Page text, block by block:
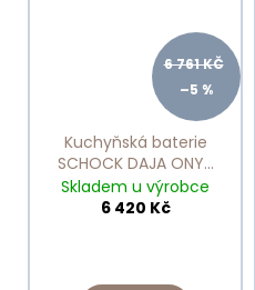
6 761 KČ
–5 %
Kuchyňská baterie
SCHOCK DAJA ONYX
522120
Skladem u výrobce
6 420 Kč